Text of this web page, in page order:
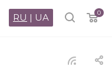
0
RU | UA